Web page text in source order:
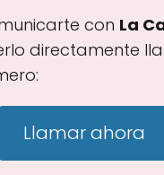
con La
directamente
Llamar ahora